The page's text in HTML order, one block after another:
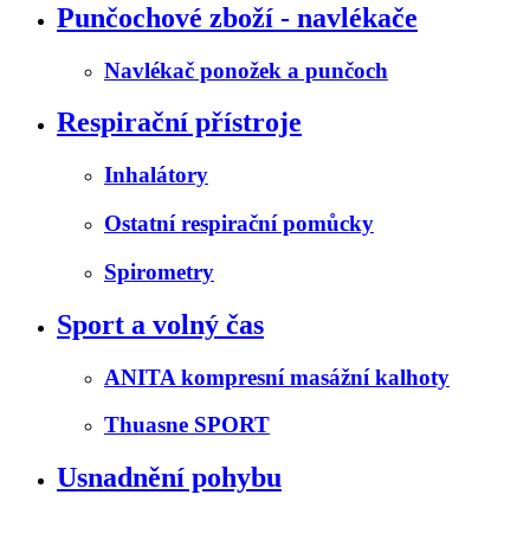
Punčochové zboží - navlékače
Navlékač ponožek a punčoch
Respirační přístroje
Inhalátory
Ostatní respirační pomůcky
Spirometry
Sport a volný čas
ANITA kompresní masážní kalhoty
Thuasne SPORT
Usnadnění pohybu